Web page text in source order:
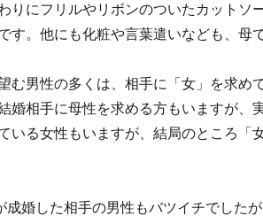
りにフリルやリボンのついたカットソ
す。他にも化粧や言葉遣いなども、母
む男性の多くは、相手に「女」を求め
婚相手に母性を求める方もいますが、
いる女性もいますが、結局のところ「
成婚した相手の男性もバツイチでした